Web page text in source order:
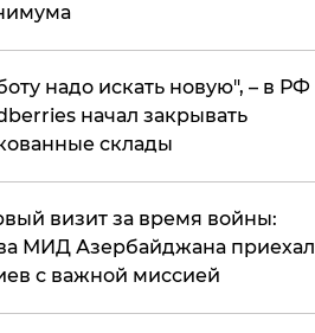
надо искать новую", – в РФ
начал закрывать
склады
визит за время войны:
МИД Азербайджана приехал
с важной миссией